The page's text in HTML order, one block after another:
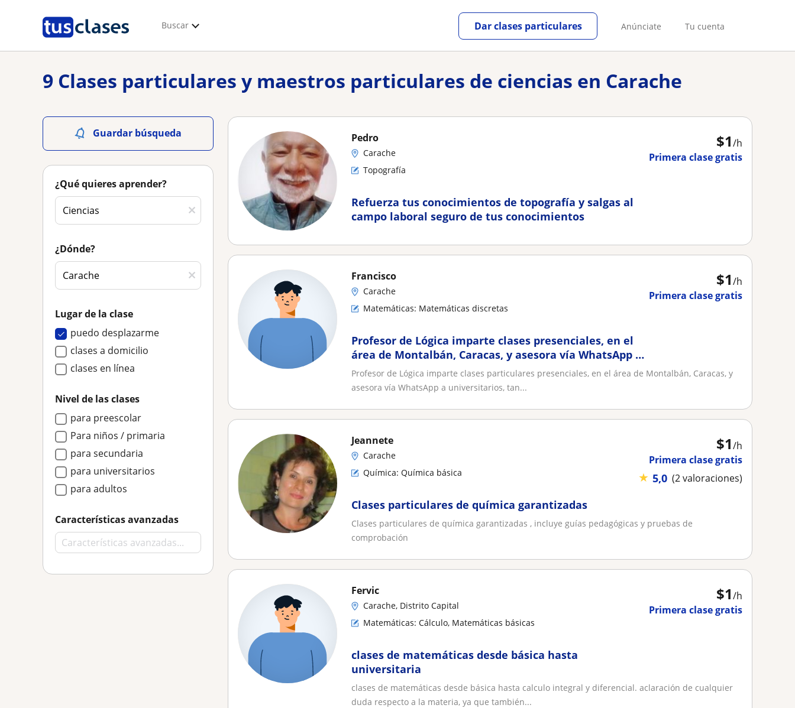
Buscar Anúnciate Tu cuenta
Dar clases particulares
9 Clases particulares y maestros particulares de ciencias en Carache
Guardar búsqueda
¿Qué quieres aprender?
¿Dónde?
Lugar de la clase
puedo desplazarme
clases a domicilio
clases en línea
Nivel de las clases
para preescolar
Para niños / primaria
para secundaria
para universitarios
para adultos
Características avanzadas
$1/h
Primera clase gratis
Pedro
Carache
Topografía
Refuerza tus conocimientos de topografía y salgas al
campo laboral seguro de tus conocimientos
$1/h
Primera clase gratis
Francisco
Carache
Matemáticas: Matemáticas discretas
Profesor de Lógica imparte clases presenciales, en el
área de Montalbán, Caracas, y asesora vía WhatsApp a
universitarios
Profesor de Lógica imparte clases particulares presenciales, en el área de Montalbán, Caracas, y
asesora vía WhatsApp a universitarios, tan...
$1/h
Primera clase gratis
★ 5,0 (2 valoraciones)
Jeannete
Carache
Química: Química básica
Clases particulares de química garantizadas
Clases particulares de química garantizadas , incluye guías pedagógicas y pruebas de
comprobación
$1/h
Primera clase gratis
Fervic
Carache, Distrito Capital
Matemáticas: Cálculo, Matemáticas básicas
clases de matemáticas desde básica hasta
universitaria
clases de matemáticas desde básica hasta calculo integral y diferencial. aclaración de cualquier
duda respecto a la materia, ya que también...